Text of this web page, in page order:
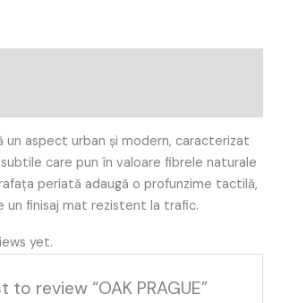
un aspect urban și modern, caracterizat
care pun în valoare fibrele naturale
periată adaugă o profunzime tactilă,
un finisaj mat rezistent la trafic.
yet.
to review “OAK PRAGUE”